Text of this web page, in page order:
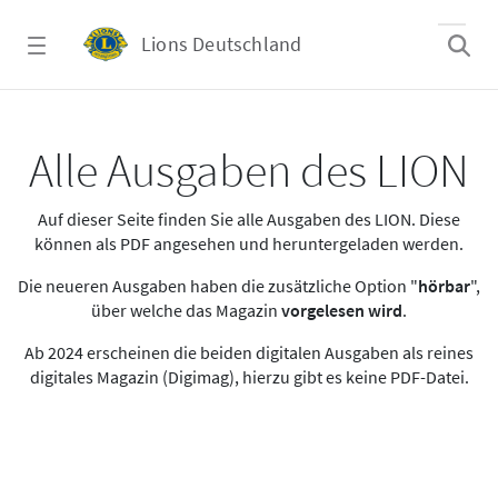
Lions Deutschland
Alle Ausgaben des LION
Auf dieser Seite finden Sie alle Ausgaben des LION. Diese
können als PDF angesehen und heruntergeladen werden.
Die neueren Ausgaben haben die zusätzliche Option "hörbar",
über welche das Magazin vorgelesen wird.
Ab 2024 erscheinen die beiden digitalen Ausgaben als reines
digitales Magazin (Digimag), hierzu gibt es keine PDF-Datei.